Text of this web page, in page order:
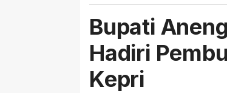
Bupati
Hadiri
Kepri